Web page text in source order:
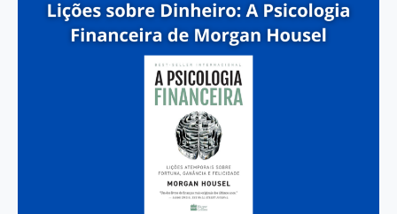
sobre
Dinheiro: